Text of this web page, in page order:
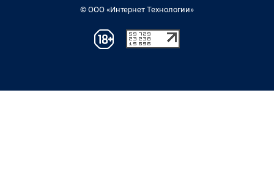
© ООО «Интернет Технологии»